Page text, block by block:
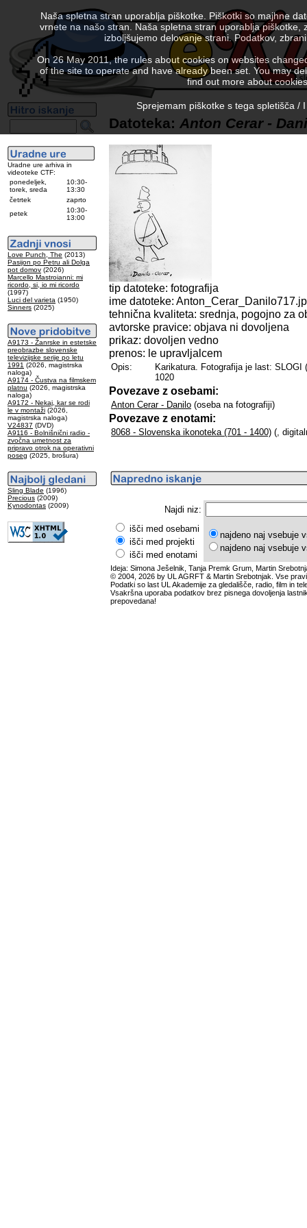
Uradne ure arhiva in
videoteke CTF:
ponedeljek,
torek, sreda
10:30-
13:30
četrtek
zaprto
petek
10:30-
13:00
Love Punch, The (2013)
Pasijon po Petru ali Dolga
pot domov (2026)
Marcello Mastroianni: mi
ricordo, si, io mi ricordo
(1997)
Luci del varieta (1950)
Sinners (2025)
A9173 - Žanrske in estetske
preobrazbe slovenske
televizijske serije po letu
1991 (2026, magistrska
naloga)
A9174 - Čustva na filmskem
platnu (2026, magistrska
naloga)
A9172 - Nekaj, kar se rodi
le v montaži (2026,
magistrska naloga)
V24837 (DVD)
A9116 - Bolnišnični radio -
zvočna umetnost za
pripravo otrok na operativni
poseg (2025, brošura)
Sling Blade (1996)
Precious (2009)
Kynodontas (2009)
Datoteka: Anton Cerar -
tip datoteke: fotografija
ime datoteke:
tehnična kvaliteta: srednja, pogojno za
avtorske pravice: objava ni dovoljena
prikaz: dovoljen vedno
prenos: le upravljalcem
Opis:
Karikatura. Fotografija je last:
1020
Povezave z osebami:
Anton Cerar - Danilo (oseba na fotografiji)
Povezave z enotami:
8068 - Slovenska ikonoteka (701 - 1400) (,
Najdi niz:
išči med osebami
išči med projekti
išči med enotami
najdeno naj vsebuje
najdeno naj vsebuje
Ideja: Simona Ješelnik, Tanja Premk Grum, Martin
© 2004, 2026 by UL AGRFT & Martin Srebotnjak. Vse
Podatki so last UL Akademije za gledališče, radio, film in
Vsakršna uporaba podatkov brez pisnega dovoljenja
prepovedana!
Naša spletna stran uporablja piškotke. Piškotki so majhne
vrnete na našo stran. Naša spletna stran uporablja
izboljšujemo delovanje strani. Podatkov,
On 26 May 2011, the rules about cookies on websites
of the site to operate and have already been set. You may
find out more about
Sprejemam piškotke s tega spletišča /